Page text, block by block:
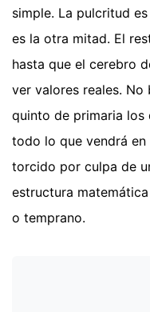
simple. La pulcritud
es la otra mitad. El
hasta que el cerebro
ver valores reales. No
quinto de primaria los
todo lo que vendrá en
torcido por culpa de
estructura
o temprano.